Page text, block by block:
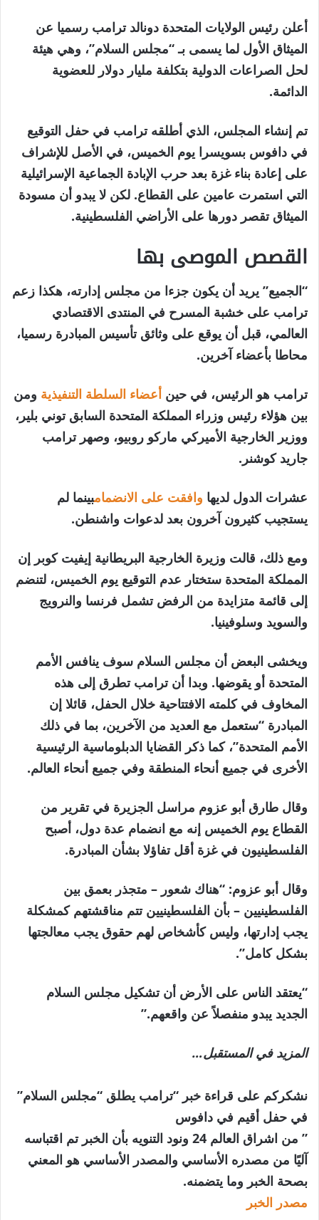
أعلن رئيس الولايات المتحدة دونالد ترامب رسميا عن
الميثاق الأول لما يسمى بـ “مجلس السلام”، وهي هيئة
لحل الصراعات الدولية بتكلفة مليار دولار للعضوية
الدائمة.
تم إنشاء المجلس، الذي أطلقه ترامب في حفل التوقيع
في دافوس بسويسرا يوم الخميس، في الأصل للإشراف
على إعادة بناء غزة بعد حرب الإبادة الجماعية الإسرائيلية
التي استمرت عامين على القطاع. لكن لا يبدو أن مسودة
الميثاق تقصر دورها على الأراضي الفلسطينية.
القصص الموصى بها
قائمة
من
3
عناصر
نهاية
القائمة
“الجميع” يريد أن يكون جزءا من مجلس إدارته، هكذا زعم
ترامب على خشبة المسرح في المنتدى الاقتصادي
العالمي، قبل أن يوقع على وثائق تأسيس المبادرة رسميا،
محاطا بأعضاء آخرين.
ترامب هو الرئيس، في حين أعضاء السلطة التنفيذية ومن
بين هؤلاء رئيس وزراء المملكة المتحدة السابق توني بلير،
ووزير الخارجية الأميركي ماركو روبيو، وصهر ترامب
جاريد كوشنر.
عشرات الدول لديها وافقت على الانضمامبينما لم
يستجيب كثيرون آخرون بعد لدعوات واشنطن.
ومع ذلك، قالت وزيرة الخارجية البريطانية إيفيت كوبر إن
المملكة المتحدة ستختار عدم التوقيع يوم الخميس، لتنضم
إلى قائمة متزايدة من الرفض تشمل فرنسا والنرويج
والسويد وسلوفينيا.
ويخشى البعض أن مجلس السلام سوف ينافس الأمم
المتحدة أو يقوضها. وبدا أن ترامب تطرق إلى هذه
المخاوف في كلمته الافتتاحية خلال الحفل، قائلا إن
المبادرة “ستعمل مع العديد من الآخرين، بما في ذلك
الأمم المتحدة”، كما ذكر القضايا الدبلوماسية الرئيسية
الأخرى في جميع أنحاء المنطقة وفي جميع أنحاء العالم.
وقال طارق أبو عزوم مراسل الجزيرة في تقرير من
القطاع يوم الخميس إنه مع انضمام عدة دول، أصبح
الفلسطينيون في غزة أقل تفاؤلا بشأن المبادرة.
وقال أبو عزوم: “هناك شعور – متجذر بعمق بين
الفلسطينيين – بأن الفلسطينيين تتم مناقشتهم كمشكلة
يجب إدارتها، وليس كأشخاص لهم حقوق يجب معالجتها
بشكل كامل”.
“يعتقد الناس على الأرض أن تشكيل مجلس السلام
الجديد يبدو منفصلاً عن واقعهم.”
المزيد في المستقبل…
نشكركم على قراءة خبر “ترامب يطلق “مجلس السلام”
في حفل أقيم في دافوس
” من اشراق العالم 24 ونود التنويه بأن الخبر تم اقتباسه
آليًا من مصدره الأساسي والمصدر الأساسي هو المعني
بصحة الخبر وما يتضمنه.
مصدر الخبر